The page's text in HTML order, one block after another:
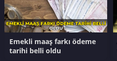
Emekli maaş farkı ödeme
tarihi belli oldu